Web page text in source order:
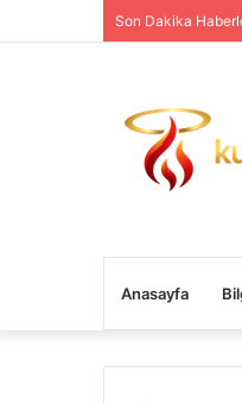
Son Dakika
Anasayfa